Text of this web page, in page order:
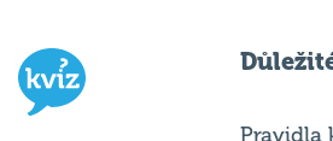
Pravidla